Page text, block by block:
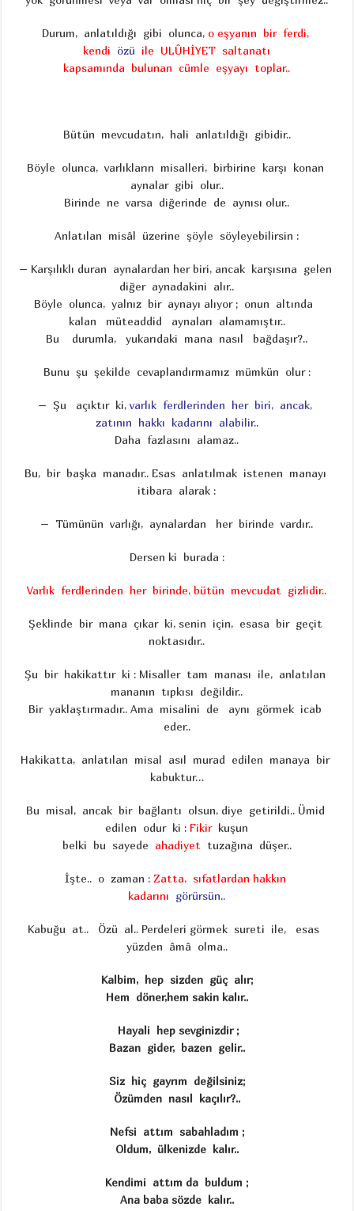
Durum, anlatıldığı gibi olunca, o eşyanın bir ferdi,
kendi özü ile ULÛHİYET saltanatı
kapsamında bulunan cümle eşyayı toplar..
Bütün mevcudatın, hali anlatıldığı gibidir..
Böyle olunca, varlıkların misalleri, birbirine karşı konan
aynalar gibi olur..
Birinde ne varsa diğerinde de aynısı olur..
Anlatılan misâl üzerine şöyle söyleyebilirsin :
– Karşılıklı duran aynalardan her biri, ancak karşısına gelen
diğer aynadakini alır..
Böyle olunca, yalnız bir aynayı alıyor ; onun altında
kalan müteaddid aynaları alamamıştır..
Bu durumla, yukarıdaki mana nasıl bağdaşır?..
Bunu şu şekilde cevaplandırmamız mümkün olur :
– Şu açıktır ki, varlık ferdlerinden her biri, ancak,
zatının hakkı kadarını alabilir..
Daha fazlasını alamaz..
Bu, bir başka manadır.. Esas anlatılmak istenen manayı
itibara alarak :
– Tümünün varlığı, aynalardan her birinde vardır..
Dersen ki burada :
Varlık ferdlerinden her birinde, bütün mevcudat gizlidir..
Şeklinde bir mana çıkar ki, senin için, esasa bir geçit
noktasıdır..
Şu bir hakikattır ki : Misaller tam manası ile, anlatılan
mananın tıpkısı değildir..
Bir yaklaştırmadır.. Ama misalini de aynı görmek icab
eder..
Hakikatta, anlatılan misal asıl murad edilen manaya bir
kabuktur…
Bu misal, ancak bir bağlantı olsun, diye getirildi.. Ümid
edilen odur ki : Fikir kuşun
belki bu sayede ahadiyet tuzağına düşer..
İşte.. o zaman : Zatta, sıfatlardan hakkın
kadarını görürsün..
Kabuğu at.. Özü al.. Perdeleri görmek sureti ile, esas
yüzden âmâ olma..
Kalbim, hep sizden güç alır;
Hem döner,hem sakin kalır..
Hayali hep sevginizdir ;
Bazan gider, bazen gelir..
Siz hiç gayrım değilsiniz;
Özümden nasıl kaçılır?..
Nefsi attım sabahladım ;
Oldum, ülkenizde kalır..
Kendimi attım da buldum ;
Ana baba sözde kalır..